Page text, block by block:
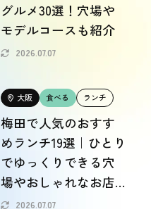
グルメ30選！穴場や
モデルコースも紹介
2026.07.07
大阪 食べる ランチ
梅田で人気のおすす
めランチ19選｜ひとり
でゆっくりできる穴
場やおしゃれなお店
など2026.07.07